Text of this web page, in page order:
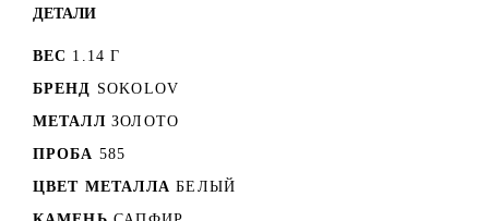
ДЕТАЛИ
ВЕС 1.14 Г
БРЕНД SOKOLOV
МЕТАЛЛ ЗОЛОТО
ПРОБА 585
ЦВЕТ МЕТАЛЛА БЕЛЫЙ